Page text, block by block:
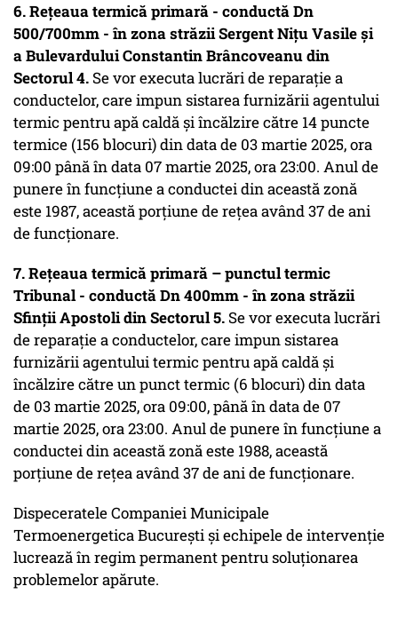
6. Rețeaua termică primară - conductă Dn
500/700mm - în zona străzii Sergent Nițu Vasile și
a Bulevardului Constantin Brâncoveanu din
Sectorul 4. Se vor executa lucrări de reparație a
conductelor, care impun sistarea furnizării agentului
termic pentru apă caldă și încălzire către 14 puncte
termice (156 blocuri) din data de 03 martie 2025, ora
09:00 până în data 07 martie 2025, ora 23:00. Anul de
punere în funcțiune a conductei din această zonă
este 1987, această porțiune de rețea având 37 de ani
de funcționare.
7. Rețeaua termică primară – punctul termic
Tribunal - conductă Dn 400mm - în zona străzii
Sfinții Apostoli din Sectorul 5. Se vor executa lucrări
de reparație a conductelor, care impun sistarea
furnizării agentului termic pentru apă caldă și
încălzire către un punct termic (6 blocuri) din data
de 03 martie 2025, ora 09:00, până în data de 07
martie 2025, ora 23:00. Anul de punere în funcțiune a
conductei din această zonă este 1988, această
porțiune de rețea având 37 de ani de funcționare.
Dispeceratele Companiei Municipale
Termoenergetica București și echipele de intervenție
lucrează în regim permanent pentru soluționarea
problemelor apărute.